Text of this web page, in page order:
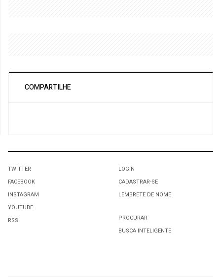
COMPARTILHE
TWITTER
FACEBOOK
INSTAGRAM
YOUTUBE
RSS
LOGIN
CADASTRAR-SE
LEMBRETE DE NOME
PROCURAR
BUSCA INTELIGENTE